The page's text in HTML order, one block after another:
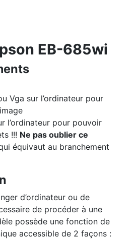
EB-685wi
Vga sur l’ordinateur pour
l’ordinateur pour pouvoir
!!! Ne pas oublier ce
équivaut au branchement
d’ordinateur ou de
de procéder à une
possède une fonction de
accessible de 2 façons :